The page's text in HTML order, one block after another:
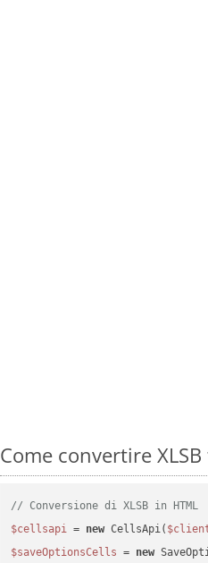
Come convertire
// Conversione di XLSB in HTML
$cellsapi = new CellsApi(
$saveOptionsCells = new